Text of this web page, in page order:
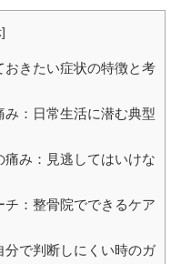
]
おきたい症状の特徴と考
：日常生活に潜む典型
み：見逃してはいけな
：整骨院でできるケア
で判断しにくい時のガ